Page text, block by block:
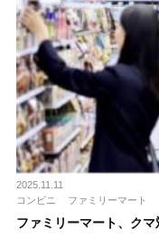
2025.11.11
コンビニ
ファミリーマート
ファミリーマート、ク